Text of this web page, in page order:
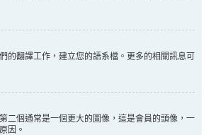
翻譯工作，建立您的語系檔。更多的相關訊息可
二個通常是一個更大的圖像，這是會員的頭像，一
因。